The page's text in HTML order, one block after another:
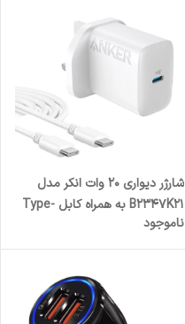
شارژر دیواری 20 وات انکر مدل
B2347K21 به همراه کابل Type-
C به Type-C به طول 1.5 متر
ناموجود